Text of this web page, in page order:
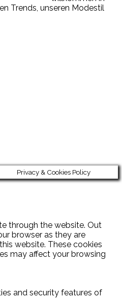
Trends, unseren Modestil
Privacy & Cookies Policy
through the website. Out
browser as they are
website. These cookies
may affect your browsing
and security features of